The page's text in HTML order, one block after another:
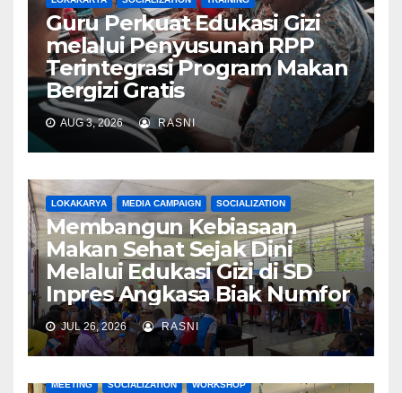
Guru Perkuat Edukasi Gizi
melalui Penyusunan RPP
Terintegrasi Program Makan
Bergizi Gratis
AUG 3, 2026 RASNI
LOKAKARYA MEDIA CAMPAIGN SOCIALIZATION
Membangun Kebiasaan
Makan Sehat Sejak Dini
Melalui Edukasi Gizi di SD
Inpres Angkasa Biak Numfor
JUL 26, 2026 RASNI
MEETING SOCIALIZATION WORKSHOP